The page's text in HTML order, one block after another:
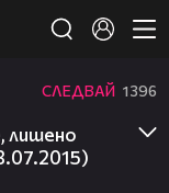
СЛЕДВАЙ 1396
лишено